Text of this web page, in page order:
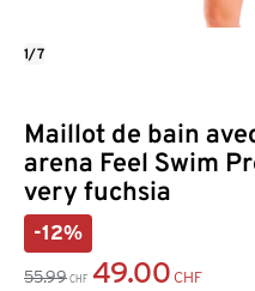
Maillot de bain
arena Feel Swim
very fuchsia
-12%
55.99 CHF 49.00 CHF
1/7